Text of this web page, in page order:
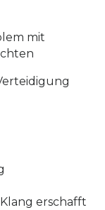
mit
erschafft